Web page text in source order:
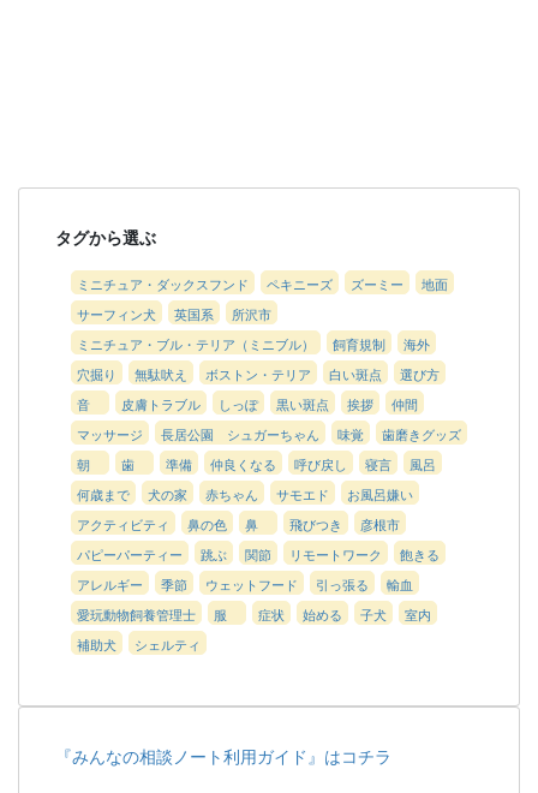
タグから選ぶ
ミニチュア・ダックスフンド ペキニーズ ズーミー
地面
サーフィン犬
英国系
所沢市
ミニチュア・ブル・テリア（ミニブル）
飼育規制
海外
穴掘り
無駄吠え ボストン・テリア 白い斑点
選び方
音
皮膚トラブル しっぽ 黒い斑点 挨拶
仲間
マッサージ
長居公園 シュガーちゃん 味覚
歯磨きグッズ
朝
歯 準備 仲良くなる 呼び戻し 寝言
風呂
何歳まで
犬の家 赤ちゃん サモエド
お風呂嫌い
アクティビティ
鼻の色 鼻 飛びつき
彦根市
パピーパーティー
跳ぶ 関節 リモートワーク
飽きる
アレルギー
季節 ウェットフード 引っ張る
輸血
愛玩動物飼養管理士
服 症状 始める 子犬
室内
補助犬
シェルティ
『みんなの相談ノート利用ガイド』はコチラ